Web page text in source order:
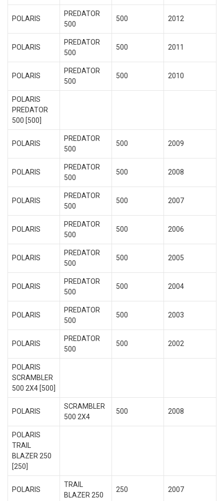
POLARIS
PREDATOR
500
500 2012
POLARIS
PREDATOR
500
500 2011
POLARIS
PREDATOR
500
500 2010
POLARIS
PREDATOR
500 [500]
POLARIS
PREDATOR
500
500 2009
POLARIS
PREDATOR
500
500 2008
POLARIS
PREDATOR
500
500 2007
POLARIS
PREDATOR
500
500 2006
POLARIS
PREDATOR
500
500 2005
POLARIS
PREDATOR
500
500 2004
POLARIS
PREDATOR
500
500 2003
POLARIS
PREDATOR
500
500 2002
POLARIS
SCRAMBLER
500 2X4 [500]
POLARIS
SCRAMBLER
500 2X4
500 2008
POLARIS
TRAIL
BLAZER 250
[250]
POLARIS
TRAIL
BLAZER 250
250 2007